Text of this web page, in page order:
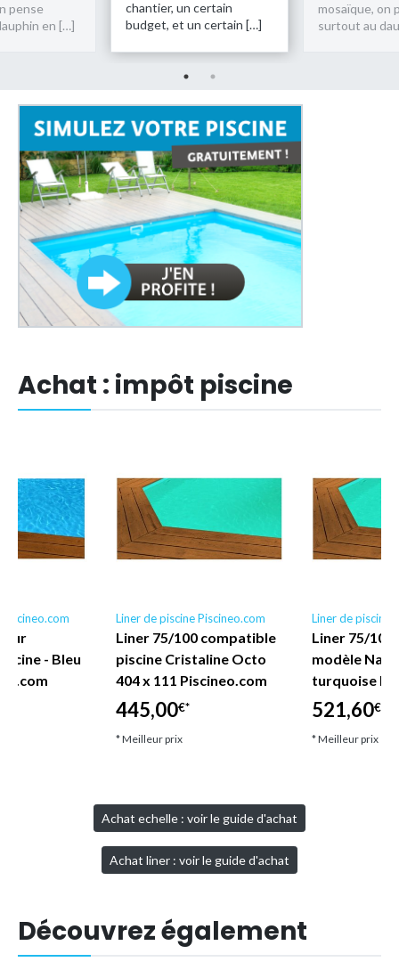
pense
en […]
chantier, un certain
budget, et un certain […]
mosaïque, on
surtout au
Achat : impôt piscine
- Bleu
Liner de piscine Piscineo.com
Liner 75/100 compatible
piscine Cristaline Octo
404 x 111 Piscineo.com
445,00€*
* Meilleur prix
Liner de piscine
Liner 75/100
modèle
turquoise
521,60€*
* Meilleur prix
Achat echelle : voir le guide d'achat
Achat liner : voir le guide d'achat
Découvrez également